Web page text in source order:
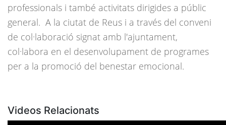
professionals i també activitats dirigides a públic
general. A la ciutat de Reus i a través del conveni
de col·laboració signat amb l'ajuntament,
col·labora en el desenvolupament de programes
per a la promoció del benestar emocional.
Videos Relacionats